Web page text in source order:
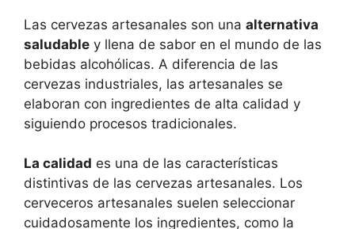
Las cervezas artesanales son una alternativa
saludable y llena de sabor en el mundo de las
bebidas alcohólicas. A diferencia de las
cervezas industriales, las artesanales se
elaboran con ingredientes de alta calidad y
siguiendo procesos tradicionales.
La calidad es una de las características
distintivas de las cervezas artesanales. Los
cerveceros artesanales suelen seleccionar
cuidadosamente los ingredientes, como la